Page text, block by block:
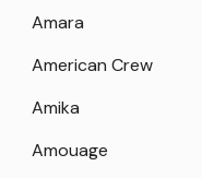
Amara
American Crew
Amika
Amouage